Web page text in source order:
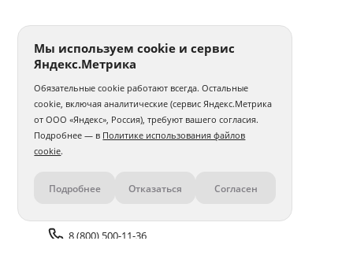
Контакты
8 (800) 500-11-36
Мы используем cookie и сервис
Яндекс.Метрика
Обязательные cookie работают всегда. Остальные
cookie, включая аналитические (сервис Яндекс.Метрика
от ООО «Яндекс», Россия), требуют вашего согласия.
Подробнее — в Политике использования файлов
cookie.
Подробнее Отказаться Согласен